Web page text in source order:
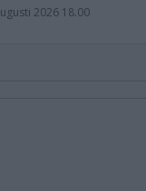
2026 18.00